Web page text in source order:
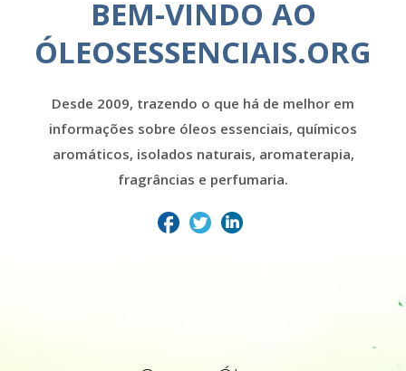
BEM-VINDO AO
ÓLEOSESSENCIAIS.ORG
Desde 2009, trazendo o que há de melhor em
informações sobre óleos essenciais, químicos
aromáticos, isolados naturais, aromaterapia,
fragrâncias e perfumaria.